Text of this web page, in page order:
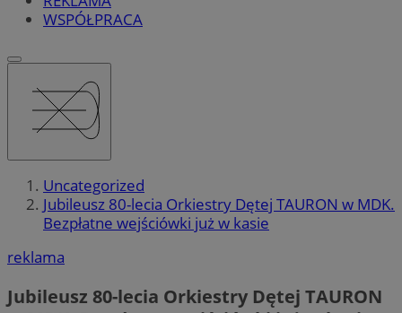
WSPÓŁPRACA
Uncategorized
Jubileusz 80-lecia Orkiestry Dętej TAURON w MDK.
Bezpłatne wejściówki już w kasie
reklama
Jubileusz 80-lecia Orkiestry Dętej TAURON